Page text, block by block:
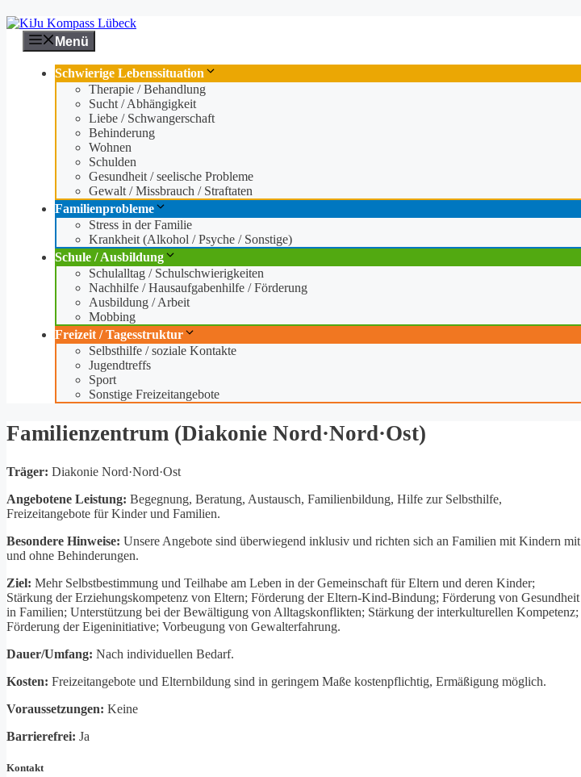
Zum
Inhalt
springen
Menü
Schwierige Lebenssituation
Therapie / Behandlung
Sucht / Abhängigkeit
Liebe / Schwangerschaft
Behinderung
Wohnen
Schulden
Gesundheit / seelische Probleme
Gewalt / Missbrauch / Straftaten
Familienprobleme
Stress in der Familie
Krankheit (Alkohol / Psyche / Sonstige)
Schule / Ausbildung
Schulalltag / Schulschwierigkeiten
Nachhilfe / Hausaufgabenhilfe / Förderung
Ausbildung / Arbeit
Mobbing
Freizeit / Tagesstruktur
Selbsthilfe / soziale Kontakte
Jugendtreffs
Sport
Sonstige Freizeitangebote
Familienzentrum (Diakonie Nord·Nord·Ost)
Träger: Diakonie Nord·Nord·Ost
Angebotene Leistung: Begegnung, Beratung, Austausch, Familienbildung, Hilfe zur Selbsthilfe,
Freizeitangebote für Kinder und Familien.
Besondere Hinweise: Unsere Angebote sind überwiegend inklusiv und richten sich an Familien mit Kindern mit
und ohne Behinderungen.
Ziel: Mehr Selbstbestimmung und Teilhabe am Leben in der Gemeinschaft für Eltern und deren Kinder;
Stärkung der Erziehungskompetenz von Eltern; Förderung der Eltern-Kind-Bindung; Förderung von Gesundheit
in Familien; Unterstützung bei der Bewältigung von Alltagskonflikten; Stärkung der interkulturellen Kompetenz;
Förderung der Eigeninitiative; Vorbeugung von Gewalterfahrung.
Dauer/Umfang: Nach individuellen Bedarf.
Kosten: Freizeitangebote und Elternbildung sind in geringem Maße kostenpflichtig, Ermäßigung möglich.
Voraussetzungen: Keine
Barrierefrei: Ja
Kontakt